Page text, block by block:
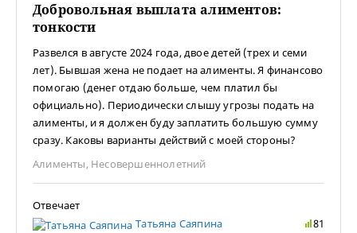
Добровольная выплата алиментов:
тонкости
Развелся в августе 2024 года, двое детей (трех и семи
лет). Бывшая жена не подает на алименты. Я финансово
помогаю (денег отдаю больше, чем платил бы
официально). Периодически слышу угрозы подать на
алименты, и я должен буду заплатить большую сумму
сразу. Каковы варианты действий с моей стороны?
Алименты, Несовершеннолетний
Отвечает
Татьяна Саяпина
81